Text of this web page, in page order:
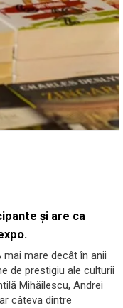
şi are ca
mai mare decât în anii
de prestigiu ale culturii
Mihăilescu, Andrei
câteva dintre